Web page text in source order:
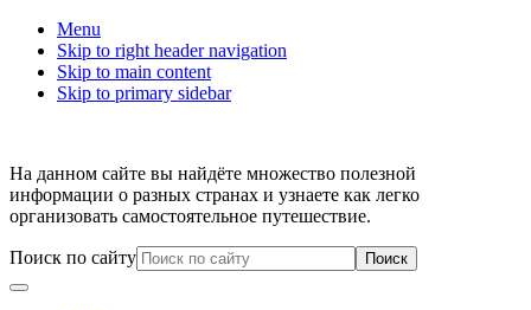
Menu
Skip to right header navigation
Skip to main content
Skip to primary sidebar
На данном сайте вы найдёте множество полезной
информации о разных странах и узнаете как легко
организовать самостоятельное путешествие.
Поиск по сайту